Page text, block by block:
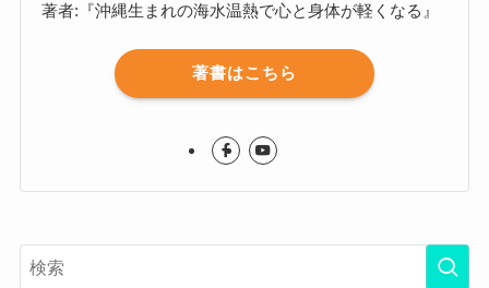
著者:『沖縄生まれの海水温熱で心と身体が軽くなる』
著書はこちら